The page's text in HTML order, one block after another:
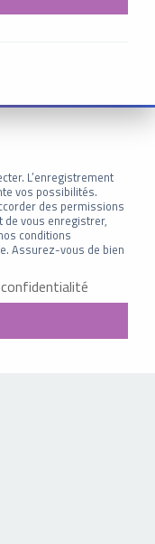
L’enregistrement
vos possibilités.
des permissions
de vous enregistrer,
conditions
Assurez-vous de bien